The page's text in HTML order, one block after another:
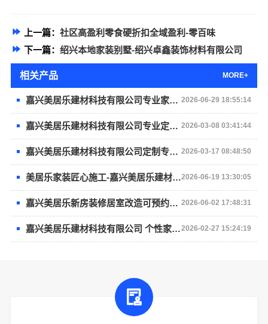
上一篇： 社区高盈利零食硬折扣全域盈利-零百味
下一篇： 绍兴本地家装别墅-绍兴卓鑫装饰材料有限公司
相关产品 MORE+
嘉兴美居乐建材科技有限公司专业家装品质靠谱 2026-06-29 18:55:14
嘉兴美居乐建材科技有限公司专业定制高端家装设计 2026-03-08 03:41:44
嘉兴美居乐建材科技有限公司定制专属个性家装 2026-03-17 08:48:50
美居乐家装匠心施工-嘉兴美居乐建材科技有限公司2026-06-19 13:30:05
嘉兴美居乐新房装修居室改造可预约上门 2026-06-02 17:48:31
嘉兴美居乐建材科技有限公司 个性家居装修设计的巧思2026-02-27 15:24:19